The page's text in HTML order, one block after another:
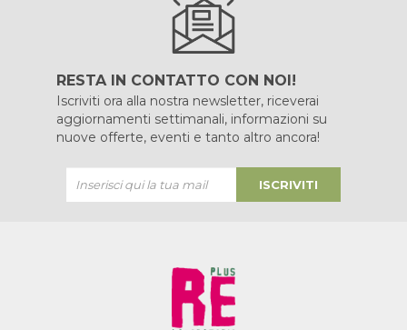
RESTA IN CONTATTO CON NOI!
Iscriviti ora alla nostra newsletter, riceverai
aggiornamenti settimanali, informazioni su
nuove offerte, eventi e tanto altro ancora!
ISCRIVITI